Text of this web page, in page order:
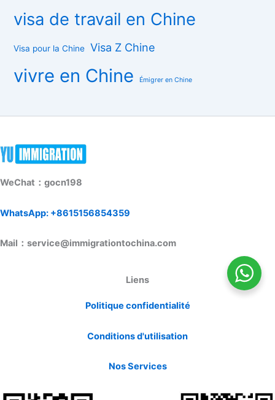
visa de travail en Chine
Visa pour la Chine Visa Z Chine
vivre en Chine Émigrer en Chine
WeChat：gocn198
WhatsApp: +8615156854359
Mail：service@immigrationtochina.com
Liens
Politique confidentialité
Conditions d'utilisation
Nos Services